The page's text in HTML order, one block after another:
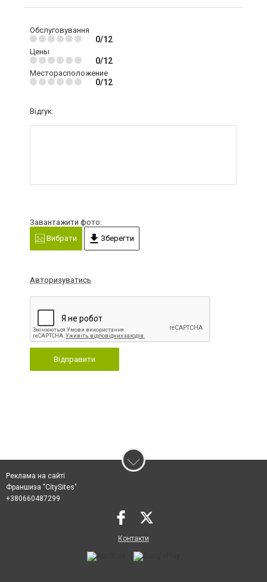
Обслуговування
0/12
Цены
0/12
Месторасположение
0/12
Відгук:
Завантажити фото:
Вибрати
Зберегти
Авторизуватись
Відправити
Реклама на сайті
Франшиза "CitySites"
+380660487299
Контакти